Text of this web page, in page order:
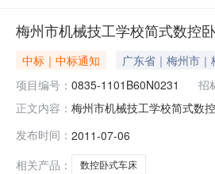
梅州市机械技工学校简式数控
中标｜中标通知 广东省｜梅州市｜
项目编号： 0835-1101B60N0231 招
正文内容： 梅州市机械技工学校简式数
市机械技工学校简式数控卧
1．采购数量：1台2
发布时间： 2011-07-06
相关产品：
数控卧式车床